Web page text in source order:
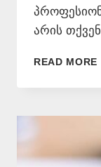
არის
READ MORE